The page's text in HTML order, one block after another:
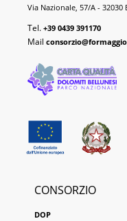
Via Nazionale, 57/A - 32030
Tel. +39 0439 391170
Mail
CONSORZIO
DOP